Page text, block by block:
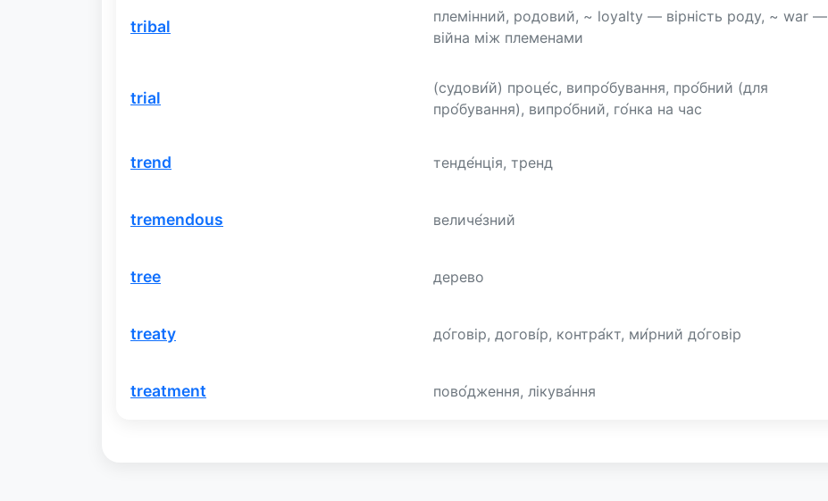
tribal
племінний, родовий, ~ loyalty — вірність роду, ~ war —
війна між племенами
trial
(судови́й) проце́с, випро́бування, про́бний (для
про́бування), випро́бний, го́нка на час
trend тенде́нція, тренд
tremendous величе́зний
tree дерево
treaty до́говір, догові́р, контра́кт, ми́рний до́говір
treatment пово́дження, лікува́ння